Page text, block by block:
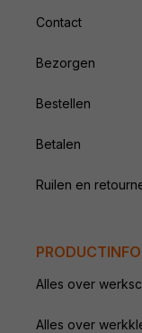
Contact
Bezorgen
Bestellen
Betalen
Ruilen en
Alles over
Alles over